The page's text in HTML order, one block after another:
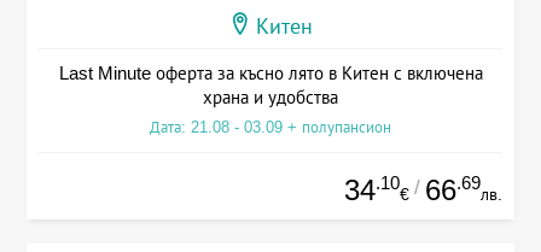
Китен
Last Minute оферта за късно лято в Китен с включена
храна и удобства
Дата: 21.08 - 03.09 + полупансион
34.10
€ / 66.69
лв.